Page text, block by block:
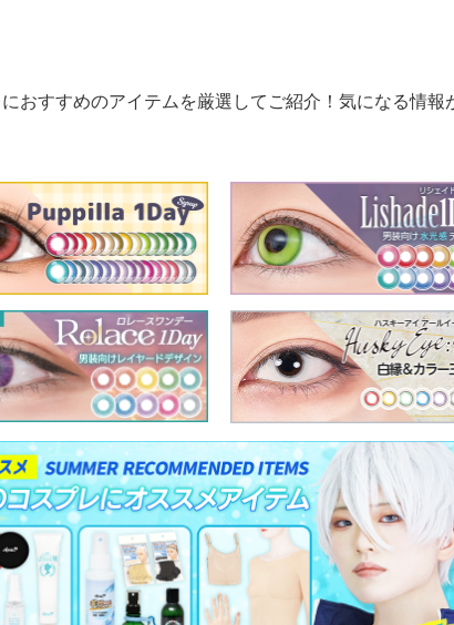
おすすめのアイテムを厳選してご紹介！気になる情報